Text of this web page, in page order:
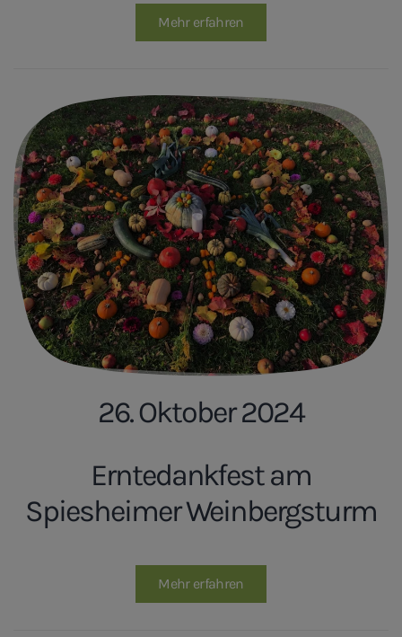
Mehr erfahren
26. Oktober 2024
Erntedankfest am
Spiesheimer Weinbergsturm
Mehr erfahren